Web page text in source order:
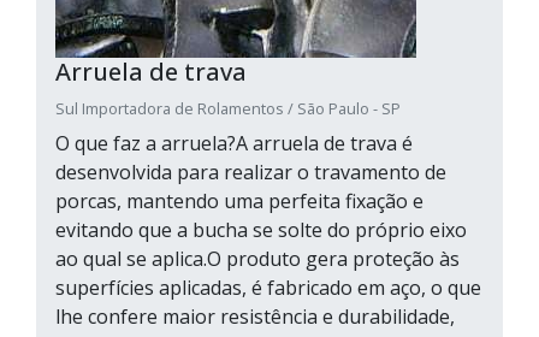
Arruela de trava
Sul Importadora de Rolamentos / São Paulo - SP
O que faz a arruela?A arruela de trava é
desenvolvida para realizar o travamento de
porcas, mantendo uma perfeita fixação e
evitando que a bucha se solte do próprio eixo
ao qual se aplica.O produto gera proteção às
superfícies aplicadas, é fabricado em aço, o que
lhe confere maior resistência e durabilidade,